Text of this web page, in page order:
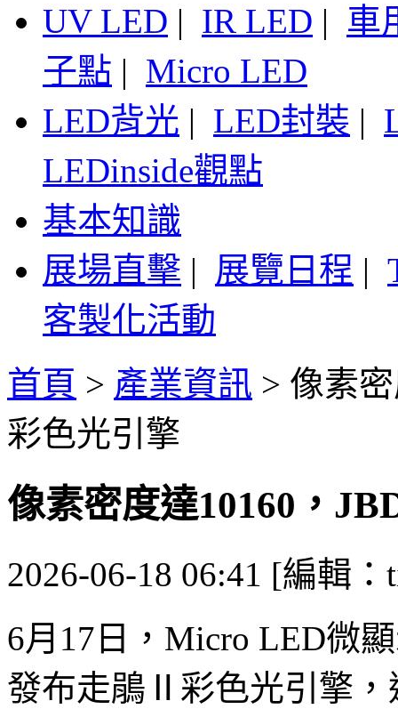
UV LED | IR LED | 車
子點 | Micro LED
LED背光 | LED封裝 |
LEDinside觀點
基本知識
展場直擊 | 展覽日程 |
客製化活動
首頁 > 產業資訊 > 像素
彩色光引擎
像素密度達10160，
2026-06-18 06:41 [編輯：
6月17日，Micro LED微
發布走鵑Ⅱ彩色光引擎